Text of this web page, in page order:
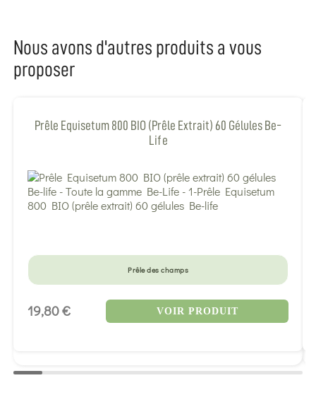
Nous avons d'autres produits a vous
proposer
Prêle Equisetum 800 BIO (prêle Extrait) 60 Gélules Be-
Life
Prêle des champs
19,80 € VOIR PRODUIT